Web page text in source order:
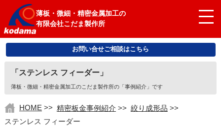
薄板・微細・精密金属加工の
有限会社こだま製作所
お問い合せご相談はこちら
「ステンレス フィーダー」
薄板・微細・精密金属加工のこだま製作所の「事例紹介」です
HOME >> 精密板金事例紹介 >> 絞り成形品 >>
ステンレス フィーダー